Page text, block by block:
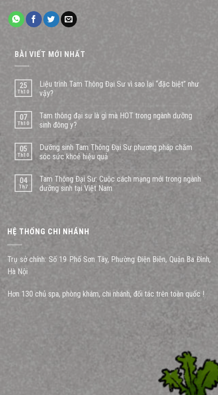
BÀI VIẾT MỚI NHẤT
25
Th10
Liệu trình Tam Thông Đại Sư vì sao lại “đặc biệt” như
vậy?
07
Th10
Tam thông đại sư là gì mà HOT trong ngành dưỡng
sinh đông y?
05
Th10
Dưỡng sinh Tam Thông Đại Sư phương pháp chăm
sóc sức khoẻ hiệu quả
04
Th7
Tam Thông Đại Sư: Cuộc cách mạng mới trong ngành
dưỡng sinh tại Việt Nam
HỆ THỐNG CHI NHÁNH
Trụ sở chính: Số 19 Phố Sơn Tây, Phường Điện Biên, Quận Ba Đình,
Hà Nội
Hơn 130 chủ spa, phòng khám, chi nhánh, đối tác trên toàn quốc !